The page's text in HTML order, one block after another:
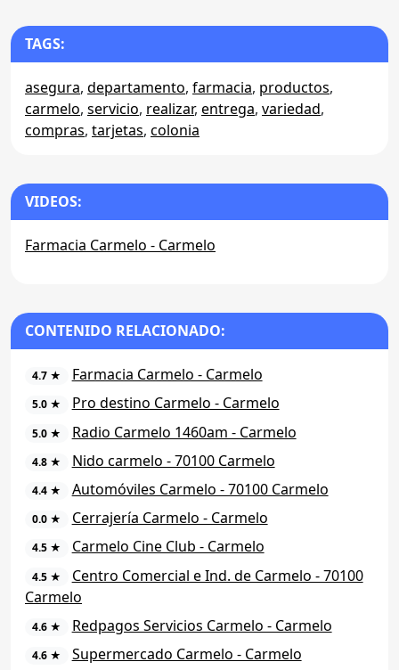
TAGS:
asegura, departamento, farmacia, productos,
carmelo, servicio, realizar, entrega, variedad,
compras, tarjetas, colonia
VIDEOS:
Farmacia Carmelo - Carmelo
CONTENIDO RELACIONADO:
4.7 ★ Farmacia Carmelo - Carmelo
5.0 ★ Pro destino Carmelo - Carmelo
5.0 ★ Radio Carmelo 1460am - Carmelo
4.8 ★ Nido carmelo - 70100 Carmelo
4.4 ★ Automóviles Carmelo - 70100 Carmelo
0.0 ★ Cerrajería Carmelo - Carmelo
4.5 ★ Carmelo Cine Club - Carmelo
4.5 ★
Centro Comercial e Ind. de Carmelo - 70100
Carmelo
4.6 ★ Redpagos Servicios Carmelo - Carmelo
4.6 ★ Supermercado Carmelo - Carmelo